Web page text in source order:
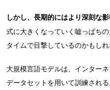
しかし、長期的にはより深刻な
式に大きくなっていく嘘っぱち
タイムで目撃しているのかもしれ
大規模言語モデルは、インター
データセットを用いて訓練され